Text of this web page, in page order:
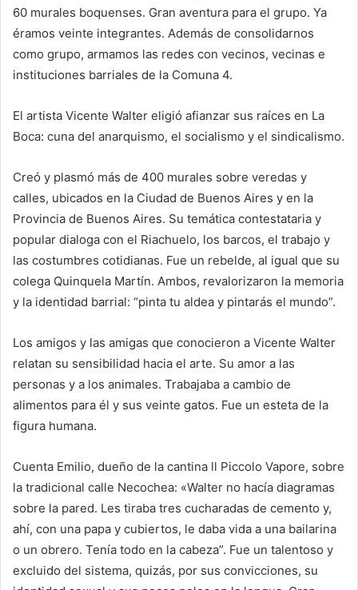
60 murales boquenses. Gran aventura para el grupo. Ya
éramos veinte integrantes. Además de consolidarnos
como grupo, armamos las redes con vecinos, vecinas e
instituciones barriales de la Comuna 4.
El artista Vicente Walter eligió afianzar sus raíces en La
Boca: cuna del anarquismo, el socialismo y el sindicalismo.
Creó y plasmó más de 400 murales sobre veredas y
calles, ubicados en la Ciudad de Buenos Aires y en la
Provincia de Buenos Aires. Su temática contestataria y
popular dialoga con el Riachuelo, los barcos, el trabajo y
las costumbres cotidianas. Fue un rebelde, al igual que su
colega Quinquela Martín. Ambos, revalorizaron la memoria
y la identidad barrial: “pinta tu aldea y pintarás el mundo”.
Los amigos y las amigas que conocieron a Vicente Walter
relatan su sensibilidad hacia el arte. Su amor a las
personas y a los animales. Trabajaba a cambio de
alimentos para él y sus veinte gatos. Fue un esteta de la
figura humana.
Cuenta Emilio, dueño de la cantina ll Piccolo Vapore, sobre
la tradicional calle Necochea: «Walter no hacía diagramas
sobre la pared. Les tiraba tres cucharadas de cemento y,
ahí, con una papa y cubiertos, le daba vida a una bailarina
o un obrero. Tenía todo en la cabeza”. Fue un talentoso y
excluido del sistema, quizás, por sus convicciones, su